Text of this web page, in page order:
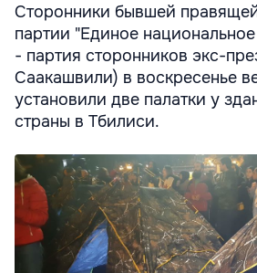
Сторонники бывшей
партии "Единое
- партия сторонников экс-
Саакашвили) в воскресенье
установили две палатки у
страны в Тбилиси.